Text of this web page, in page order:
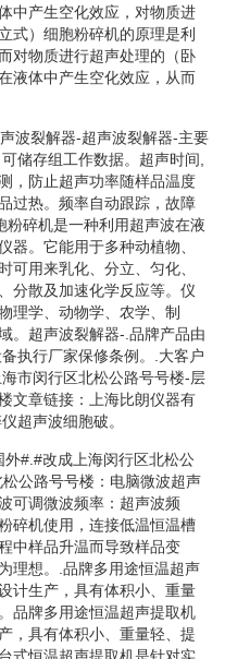
中产生空化效应，对物质进
式）细胞粉碎机的原理是利
对物质进行超声处理的（卧
液体中产生空化效应，从而
波裂解器-超声波裂解器-主要
储存组工作数据。超声时间,
，防止超声功率随样品温度
过热。频率自动跟踪，故障
粉碎机是一种利用超声波在液
器。它能用于多种动植物、
可用来乳化、分立、匀化、
分散及加速化学反应等。仪
理学、动物学、农学、制
。超声波裂解器-.品牌产品由
执行厂家保修条例。.大客户
市闵行区北松公路号号楼-层
文章链接：上海比朗仪器有
超声波细胞破。
#.#改成上海闵行区北松公
公路号号楼：电脑微波超声
可调微波频率：超声波频
碎机使用，连接低温恒温槽
中样品升温而导致样品变
理想。.品牌多用途恒温超声
计生产，具有体积小、重量
品牌多用途恒温超声提取机
，具有体积小、重量轻、提